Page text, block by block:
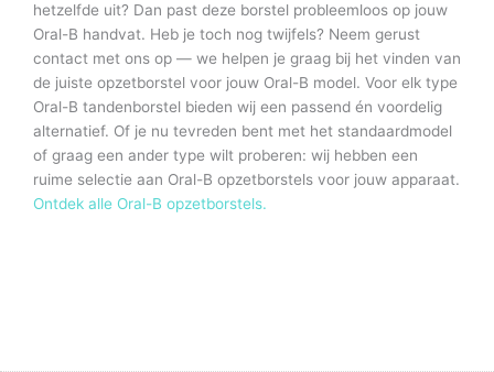
hetzelfde uit? Dan past deze borstel probleemloos op jouw
Oral-B handvat. Heb je toch nog twijfels? Neem gerust
contact met ons op — we helpen je graag bij het vinden van
de juiste opzetborstel voor jouw Oral-B model. Voor elk type
Oral-B tandenborstel bieden wij een passend én voordelig
alternatief. Of je nu tevreden bent met het standaardmodel
of graag een ander type wilt proberen: wij hebben een
ruime selectie aan Oral-B opzetborstels voor jouw apparaat.
Ontdek alle Oral-B opzetborstels.